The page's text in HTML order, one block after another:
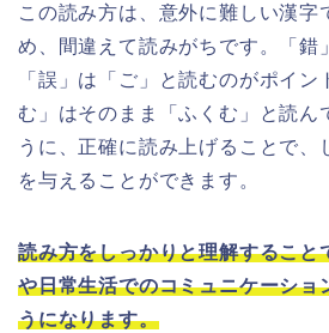
この読み方は、意外に難しい漢字
め、間違えて読みがちです。「錯
「誤」は「ご」と読むのがポイン
む」はそのまま「ふくむ」と読ん
うに、正確に読み上げることで、
を与えることができます。
読み方をしっかりと理解すること
や日常生活でのコミュニケーショ
うになります。